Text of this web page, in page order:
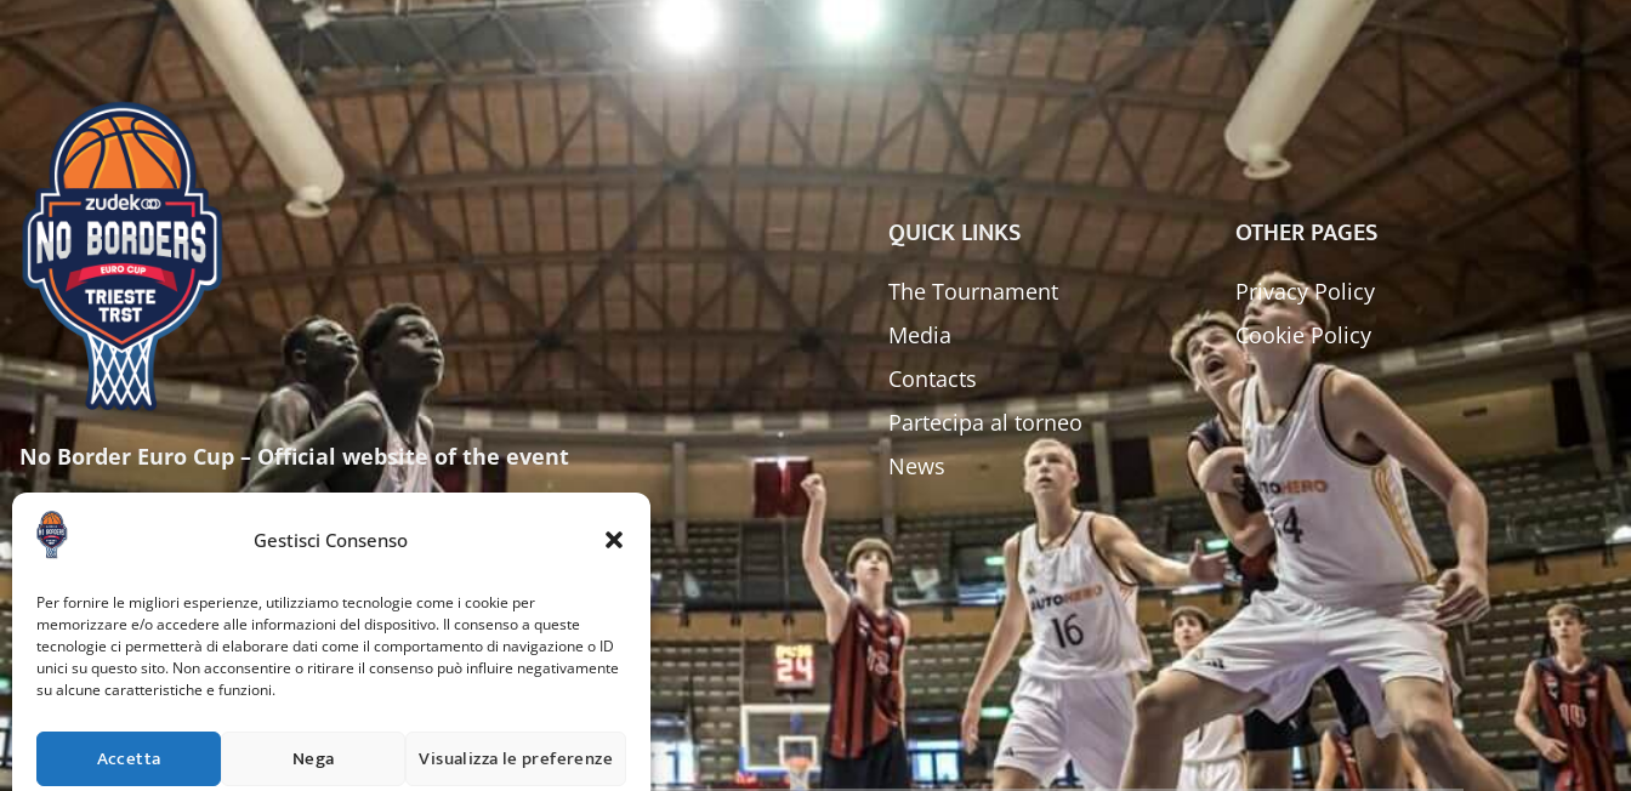
Gestisci Consenso
Per fornire le migliori esperienze, utilizziamo tecnologie come i cookie per
memorizzare e/o accedere alle informazioni del dispositivo. Il consenso a queste
tecnologie ci permetterà di elaborare dati come il comportamento di navigazione o ID
unici su questo sito. Non acconsentire o ritirare il consenso può influire negativamente
su alcune caratteristiche e funzioni.
Accetta Nega Visualizza le preferenze
No Border Euro Cup – Official website of the event
info@noborderseurocup.com
+39 3456788990
QUICK LINKS
The Tournament
Media
Contacts
Partecipa al torneo
News
OTHER PAGES
Privacy Policy
Cookie Policy